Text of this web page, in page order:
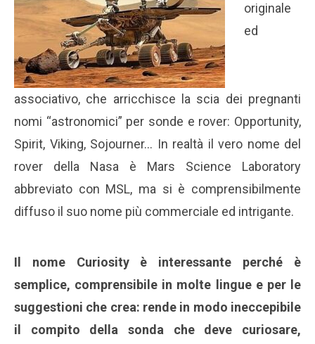
originale
ed
associativo, che arricchisce la scia dei pregnanti
nomi “astronomici” per sonde e rover: Opportunity,
Spirit, Viking, Sojourner… In realtà il vero nome del
rover della Nasa è Mars Science Laboratory
abbreviato con MSL, ma si è comprensibilmente
diffuso il suo nome più commerciale ed intrigante.
Il nome Curiosity è interessante perché è
semplice, comprensibile in molte lingue e per le
suggestioni che crea: rende in modo ineccepibile
il compito della sonda che deve curiosare,